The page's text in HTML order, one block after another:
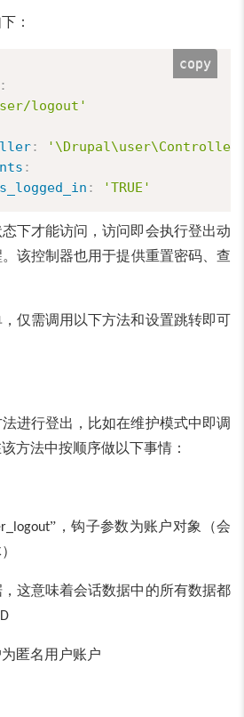
：
:
logout'
:
:
: 'TRUE'
copy
下才能访问，访问即会执行登出动
该控制器也用于提供重置密码、查
仅需调用以下方法和设置跳转即可
进行登出，比如在维护模式中即调
方法中按顺序做以下事情：
”，钩子参数为账户对象（会
这意味着会话数据中的所有数据都
匿名用户账户